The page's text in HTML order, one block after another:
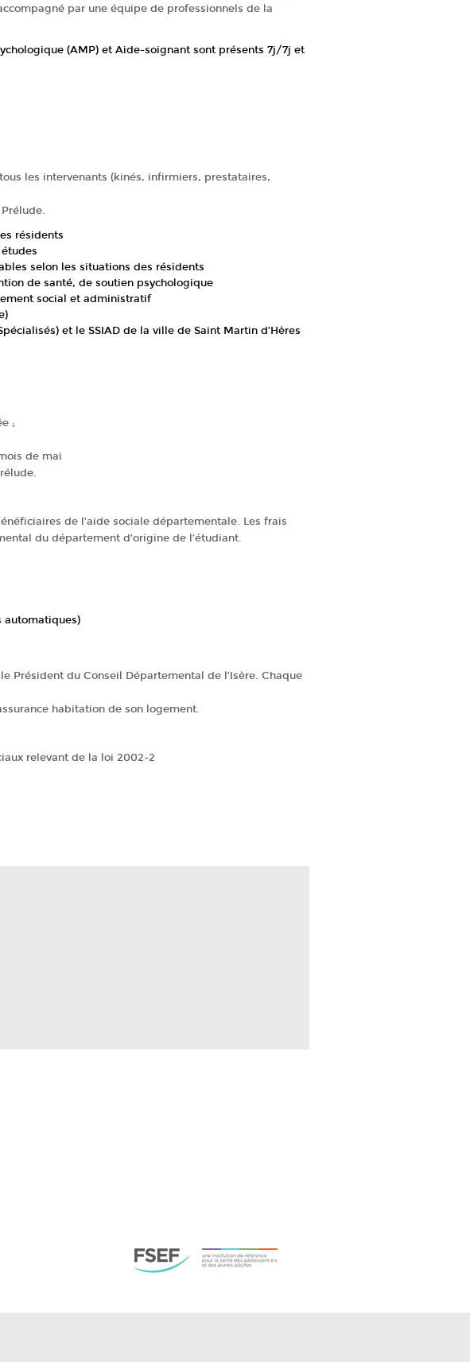
par une équipe de professionnels de la
(AMP) et Aide-soignant sont présents 7j/7j et
les intervenants (kinés, infirmiers, prestataires,
résidents
selon les situations des résidents
de santé, de soutien psychologique
social et administratif
)
et le SSIAD de la ville de Saint Martin d’Hères
;
de mai
de l’aide sociale départementale. Les frais
du département d’origine de l’étudiant.
automatiques)
Président du Conseil Départemental de l’Isère. Chaque
habitation de son logement.
relevant de la loi 2002-2